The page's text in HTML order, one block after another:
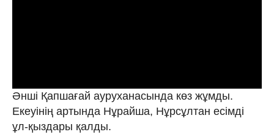
Әнші Қапшағай ауруханасында көз жұмды.
Екеуінің артында Нұрайша, Нұрсұлтан есімді
ұл-қыздары қалды.